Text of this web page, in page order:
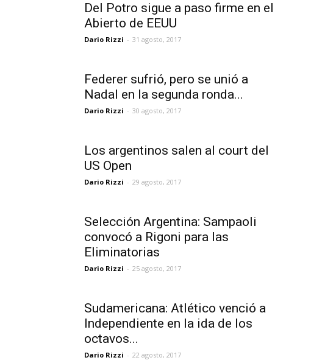
Del Potro sigue a paso firme en el
Abierto de EEUU
Dario Rizzi - 31 agosto, 2017
Federer sufrió, pero se unió a
Nadal en la segunda ronda...
Dario Rizzi - 30 agosto, 2017
Los argentinos salen al court del
US Open
Dario Rizzi - 29 agosto, 2017
Selección Argentina: Sampaoli
convocó a Rigoni para las
Eliminatorias
Dario Rizzi - 25 agosto, 2017
Sudamericana: Atlético venció a
Independiente en la ida de los
octavos...
Dario Rizzi - 22 agosto, 2017